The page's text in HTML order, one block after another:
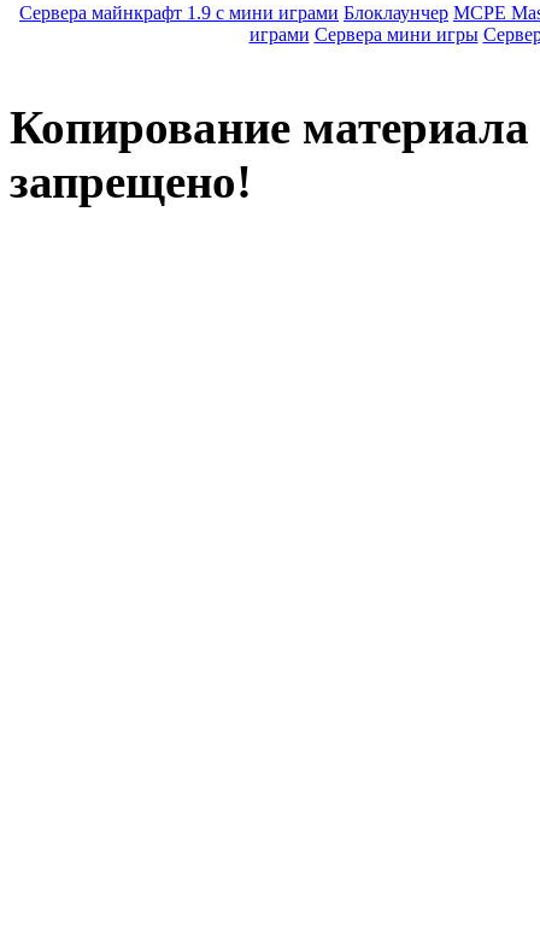
Сервера майнкрафт 1.9 с мини играми Блоклаунчер MCPE
играми Сервера мини игры
Копирование материала
запрещено!